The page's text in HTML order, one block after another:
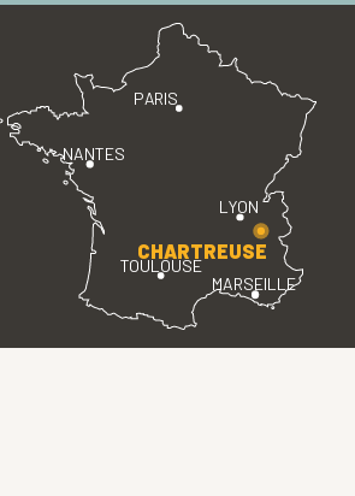
PARIS
LYON
TOULOUSE
MARSEILLE
NANTES
CHARTREUSE